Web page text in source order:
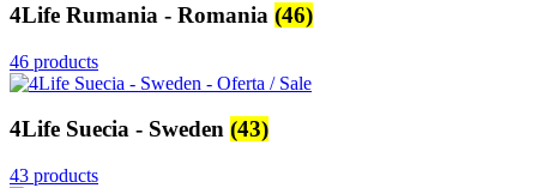
4Life Rumania - Romania (46)
46 products
4Life Suecia - Sweden (43)
43 products